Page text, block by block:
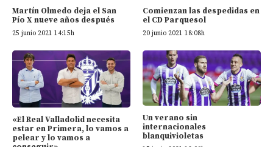
Martín Olmedo deja el San
Pío X nueve años después
25 junio 2021 14:15h
Comienzan las despedidas en
el CD Parquesol
20 junio 2021 18:08h
«El Real Valladolid necesita
estar en Primera, lo vamos a
pelear y lo vamos a
Un verano sin
internacionales
blanquivioletas